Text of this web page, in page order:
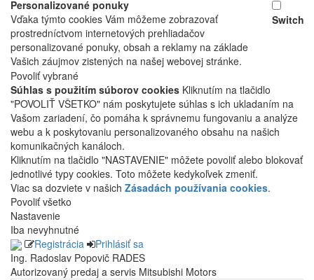
Personalizované ponuky
Vďaka týmto cookies Vám môžeme zobrazovať
prostredníctvom internetových prehliadačov
personalizované ponuky, obsah a reklamy na základe
Vašich záujmov zistených na našej webovej stránke.
Switch
Povoliť vybrané
Súhlas s použitím súborov cookies Kliknutím na tlačidlo
"POVOLIŤ VŠETKO" nám poskytujete súhlas s ich ukladaním na
Vašom zariadení, čo pomáha k správnemu fungovaniu a analýze
webu a k poskytovaniu personalizovaného obsahu na našich
komunikačných kanáloch.
Kliknutím na tlačidlo "NASTAVENIE" môžete povoliť alebo blokovať
jednotlivé typy cookies. Toto môžete kedykoľvek zmeniť.
Viac sa dozviete v našich Zásadách používania cookies.
Povoliť všetko
Nastavenie
Iba nevyhnutné
Registrácia
Prihlásiť sa
Ing. Radoslav Popovič RADES
Autorizovaný predaj a servis Mitsubishi Motors